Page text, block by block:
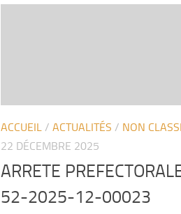
ACCUEIL / ACTUALITÉS / NON
22 DÉCEMBRE 2025
ARRETE
52-2025-12-00023